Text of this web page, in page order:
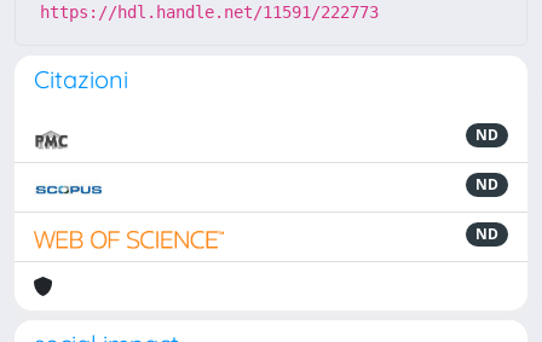
https://hdl.handle.net/11591/222773
Citazioni
ND
ND
ND